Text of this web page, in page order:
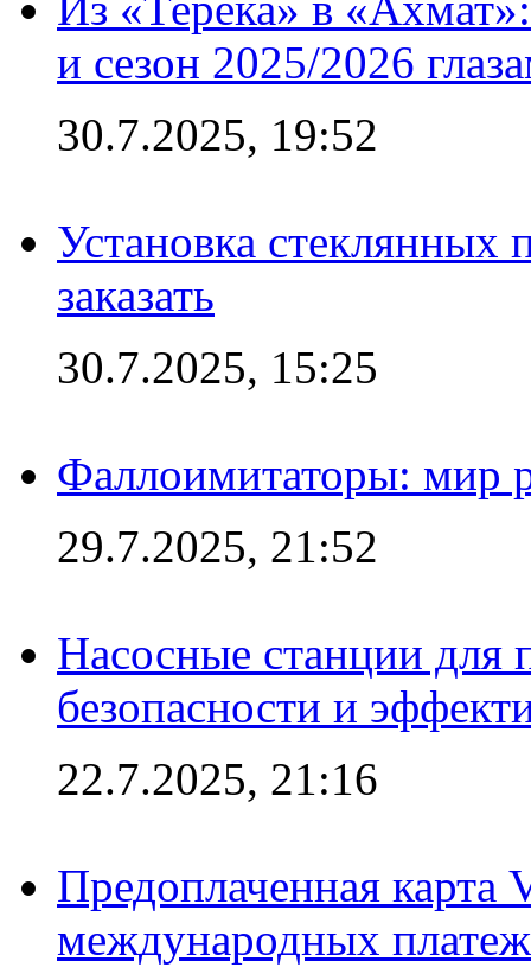
и сезон 2025/2026
30.7.2025, 19:52
Установка стеклянных
заказать
30.7.2025, 15:25
Фаллоимитаторы: мир
29.7.2025, 21:52
Насосные станции для
безопасности и
22.7.2025, 21:16
Предоплаченная карта
международных